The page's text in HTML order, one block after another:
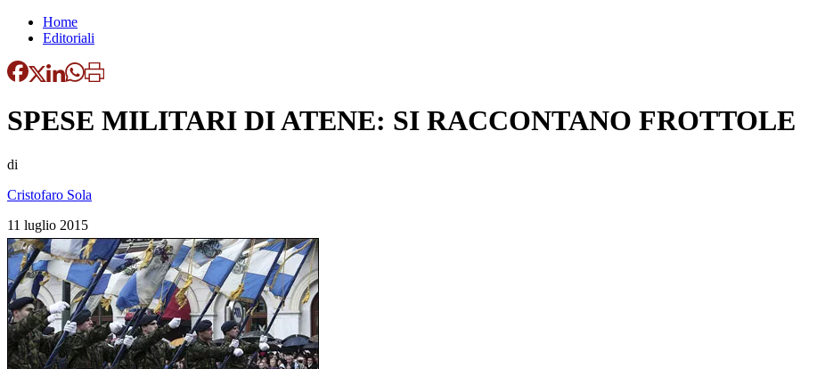
Home
Editoriali
SPESE MILITARI DI ATENE: SI RACCONTANO FROTTOLE
di
Cristofaro Sola
11 luglio 2015